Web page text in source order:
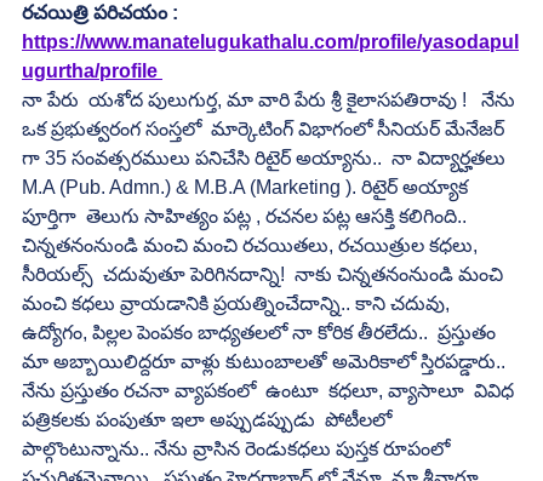
రచయిత్రి పరిచయం :
https://www.manatelugukathalu.com/profile/yasodapul
ugurtha/profile
నా పేరు  యశోద పులుగుర్త, మా వారి పేరు శ్రీ కైలాసపతిరావు !   నేను
ఒక ప్రభుత్వరంగ సంస్తలో  మార్కెటింగ్ విభాగంలో సీనియర్ మేనేజర్
గా 35 సంవత్సరములు పనిచేసి రిటైర్ అయ్యాను..  నా విద్యార్హతలు
M.A (Pub. Admn.) & M.B.A (Marketing ). రిటైర్ అయ్యాక
పూర్తిగా  తెలుగు సాహిత్యం పట్ల , రచనల పట్ల ఆసక్తి కలిగింది..
చిన్నతనంనుండి మంచి మంచి రచయితలు, రచయిత్రుల కధలు,
సీరియల్స్  చదువుతూ పెరిగినదాన్ని!  నాకు చిన్నతనంనుండి మంచి
మంచి కధలు వ్రాయడానికి ప్రయత్నించేదాన్ని.. కాని చదువు,
ఉద్యోగం, పిల్లల పెంపకం బాధ్యతలలో నా కోరిక తీరలేదు..  ప్రస్తుతం
మా అబ్బాయిలిద్దరూ వాళ్లు కుటుంబాలతో అమెరికాలో స్తిరపడ్డారు..
నేను ప్రస్తుతం రచనా వ్యాపకంలో  ఉంటూ  కధలూ, వ్యాసాలూ  వివిధ
పత్రికలకు పంపుతూ ఇలా అప్పుడప్పుడు  పోటీలలో
పాల్గొంటున్నాను.. నేను వ్రాసిన రెండుకధలు పుస్తక రూపంలో